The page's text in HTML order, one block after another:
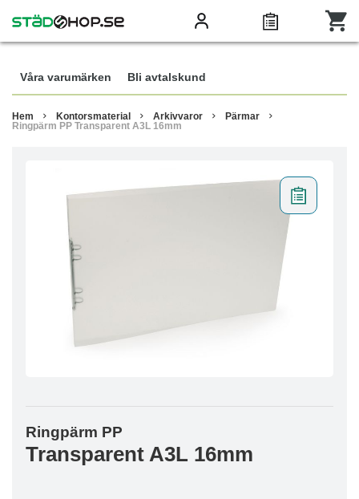
Våra varumärken Bli avtalskund
Hem Kontorsmaterial Arkivvaror
Pärmar
Ringpärm PP Transparent A3L 16mm
Ringpärm PP
Transparent A3L 16mm